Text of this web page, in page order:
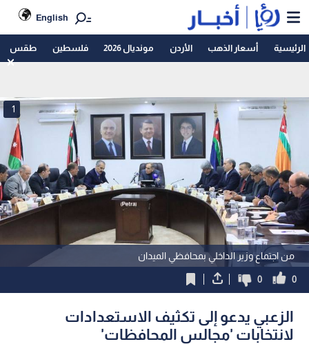
English
الرئيسية أسعار الذهب الأردن مونديال 2026 فلسطين طقس
من اجتماع وزير الداخلي بمحافظي الميدان
1
0
0
الزعبي يدعو إلى تكثيف الاستعدادات
لانتخابات 'مجالس المحافظات'